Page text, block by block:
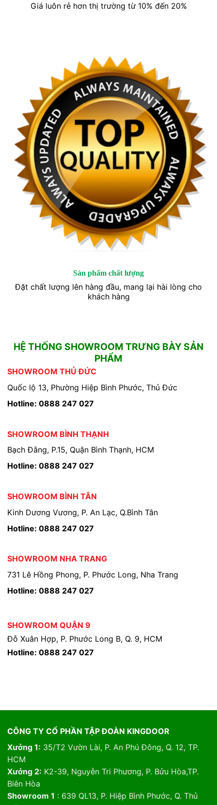
Giá luôn rẻ hơn thị trường từ 10% đến 20%
Sản phẩm chất lượng
Đặt chất lượng lên hàng đầu, mang lại hài lòng cho
khách hàng
HỆ THỐNG SHOWROOM TRƯNG BÀY SẢN
PHẨM
SHOWROOM THỦ ĐỨC
Quốc lộ 13, Phường Hiệp Bình Phước, Thủ Đức
Hotline: 0888 247 027
SHOWROOM BÌNH THẠNH
Bạch Đằng, P.15, Quận Bình Thạnh, HCM
Hotline: 0888 247 027
SHOWROOM BÌNH TÂN
Kinh Dương Vương, P. An Lạc, Q.Bình Tân
Hotline: 0888 247 027
SHOWROOM NHA TRANG
731 Lê Hồng Phong, P. Phước Long, Nha Trang
Hotline: 0888 247 027
SHOWROOM QUẬN 9
Đỗ Xuân Hợp, P. Phước Long B, Q. 9, HCM
Hotline: 0888 247 027
CÔNG TY CỔ PHẦN TẬP ĐOÀN KINGDOOR
Xưởng 1: 35/T2 Vườn Lài, P. An Phú Đông, Q. 12, TP.
HCM
Xưởng 2: K2-39, Nguyễn Tri Phương, P. Bửu Hòa,TP.
Biên Hòa
Showroom 1 : 639 QL13, P. Hiệp Bình Phước, Q. Thủ